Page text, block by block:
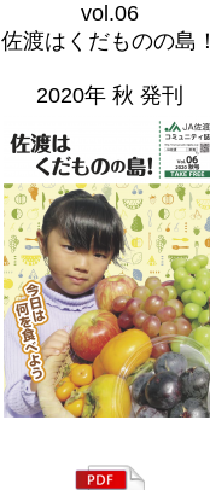
vol.06
佐渡はくだものの島！
2020年 秋 発刊